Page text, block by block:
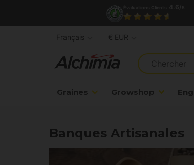
Graines Growshop
Français € EUR
Banques Artisanales